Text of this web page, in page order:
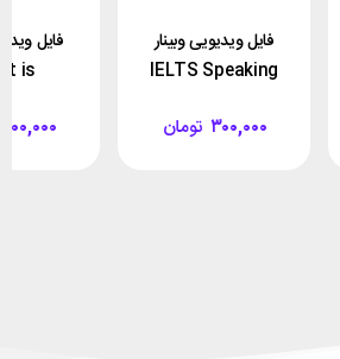
فایل ویدیویی وبینار
IELTS Speaking
تومان ۳۰۰,۰۰۰
فایل
is
How